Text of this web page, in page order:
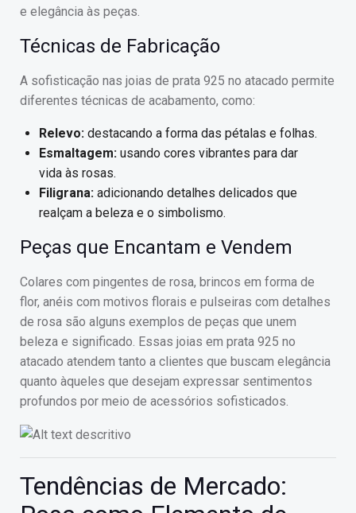
e elegância às peças.
Técnicas de Fabricação
A sofisticação nas joias de prata 925 no atacado permite
diferentes técnicas de acabamento, como:
Relevo: destacando a forma das pétalas e folhas.
Esmaltagem: usando cores vibrantes para dar
vida às rosas.
Filigrana: adicionando detalhes delicados que
realçam a beleza e o simbolismo.
Peças que Encantam e Vendem
Colares com pingentes de rosa, brincos em forma de
flor, anéis com motivos florais e pulseiras com detalhes
de rosa são alguns exemplos de peças que unem
beleza e significado. Essas joias em prata 925 no
atacado atendem tanto a clientes que buscam elegância
quanto àqueles que desejam expressar sentimentos
profundos por meio de acessórios sofisticados.
Tendências de Mercado: